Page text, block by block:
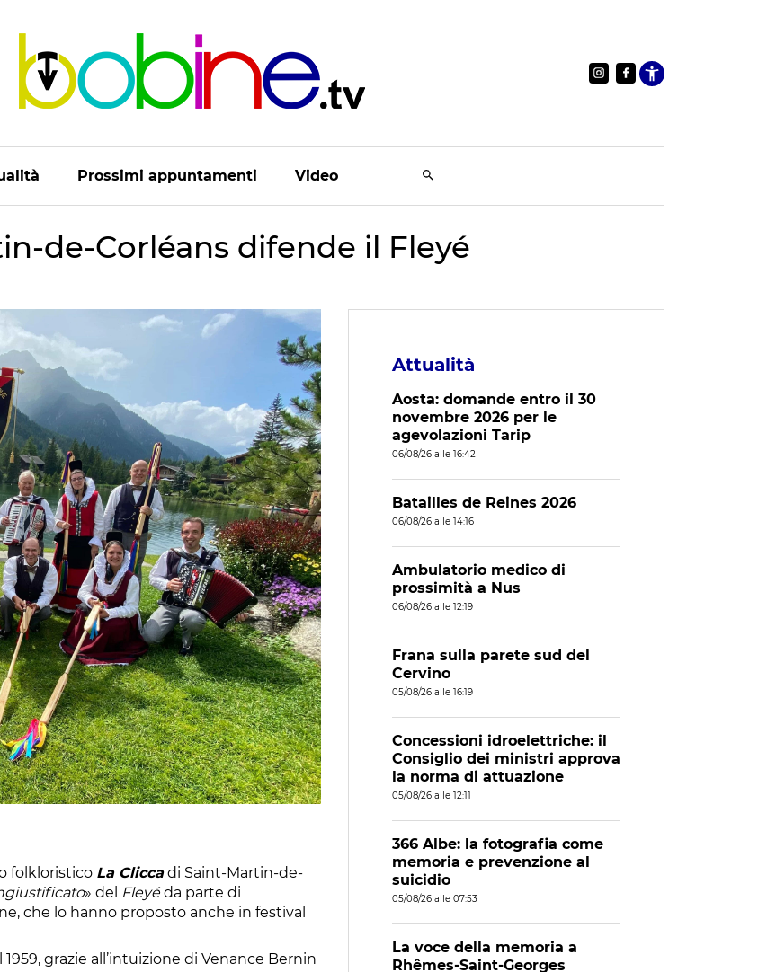
Apri le
Prossimi appuntamenti Video
de-Corléans difende il Fleyé
folkloristico La Cliccadi Saint-Martin-de-
» del Fleyéda parte di
che lo hanno proposto anche in festival
1959, grazie all’intuizione di Venance Bernin
Attualità
Aosta: domande entro il 30
novembre 2026 per le
agevolazioni Tarip
06/08/26 alle 16:42
Batailles de Reines 2026
06/08/26 alle 14:16
Ambulatorio medico di
prossimità a Nus
06/08/26 alle 12:19
Frana sulla parete sud del
Cervino
05/08/26 alle 16:19
Concessioni idroelettriche: il
Consiglio dei ministri approva
la norma di attuazione
05/08/26 alle 12:11
366 Albe: la fotografia come
memoria e prevenzione al
suicidio
05/08/26 alle 07:53
La voce della memoria a
Rhêmes-Saint-Georges